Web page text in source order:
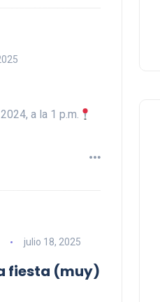
a la 1 p.m.
julio 18, 2025
fiesta (muy)